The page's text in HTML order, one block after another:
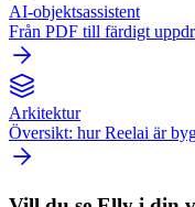
AI-objektsassistent
Från PDF till färdigt
Arkitektur
Översikt: hur Reelai är